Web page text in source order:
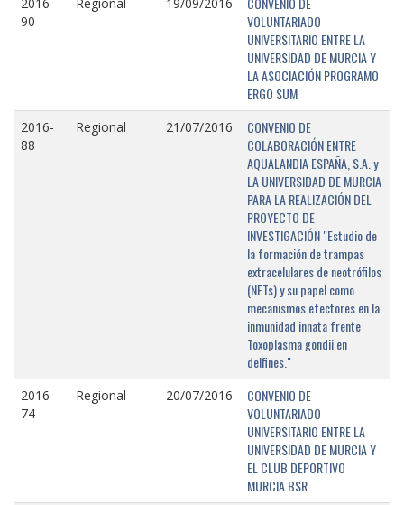
90
VOLUNTARIADO
UNIVERSITARIO ENTRE LA
UNIVERSIDAD DE MURCIA Y
LA ASOCIACIÓN PROGRAMO
ERGO SUM
2016-
88
Regional 21/07/2016
CONVENIO DE
COLABORACIÓN ENTRE
AQUALANDIA ESPAÑA, S.A. y
LA UNIVERSIDAD DE MURCIA
PARA LA REALIZACIÓN DEL
PROYECTO DE
INVESTIGACIÓN "Estudio de
la formación de trampas
extracelulares de neotrófilos
(NETs) y su papel como
mecanismos efectores en la
inmunidad innata frente
Toxoplasma gondii en
delfines."
2016-
74
Regional 20/07/2016
CONVENIO DE
VOLUNTARIADO
UNIVERSITARIO ENTRE LA
UNIVERSIDAD DE MURCIA Y
EL CLUB DEPORTIVO
MURCIA BSR